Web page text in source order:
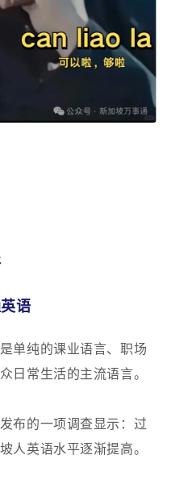
语
单纯的课业语言、职场
日常生活的主流语言。
布的一项调查显示：过
人英语水平逐渐提高。